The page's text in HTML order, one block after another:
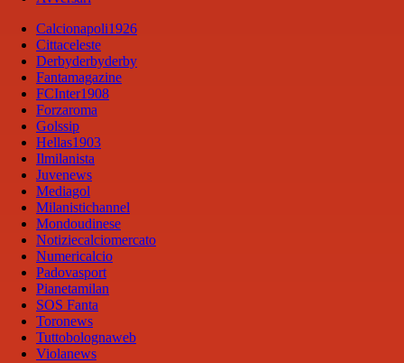
Calcionapoli1926
Cittaceleste
Derbyderbyderby
Fantamagazine
FCInter1908
Forzaroma
Golssip
Hellas1903
Ilmilanista
Juvenews
Mediagol
Milanistichannel
Mondoudinese
Notiziecalciomercato
Numericalcio
Padovasport
Pianetamilan
SOS Fanta
Toronews
Tuttobolognaweb
Violanews